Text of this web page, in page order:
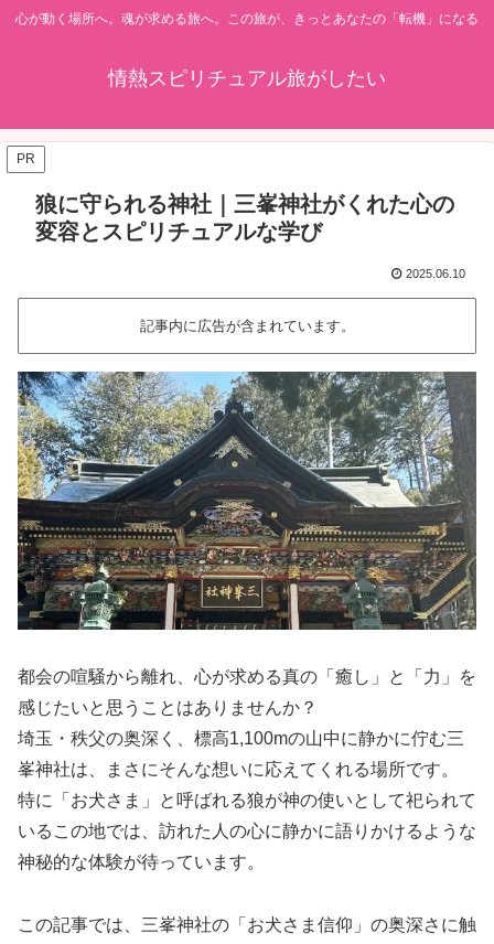
心が動く場所へ。魂が求める旅へ。この旅が、きっとあなたの「転機」になる
情熱スピリチュアル旅がしたい
PR
狼に守られる神社｜三峯神社がくれた心の
変容とスピリチュアルな学び
2025.06.10
記事内に広告が含まれています。
都会の喧騒から離れ、心が求める真の「癒し」と「力」を
感じたいと思うことはありませんか？
埼玉・秩父の奥深く、標高1,100mの山中に静かに佇む三
峯神社は、まさにそんな想いに応えてくれる場所です。
特に「お犬さま」と呼ばれる狼が神の使いとして祀られて
いるこの地では、訪れた人の心に静かに語りかけるような
神秘的な体験が待っています。
この記事では、三峯神社の「お犬さま信仰」の奥深さに触